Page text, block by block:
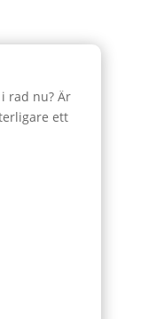
rad nu? Är
ett